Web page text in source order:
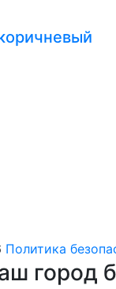
Политика
город